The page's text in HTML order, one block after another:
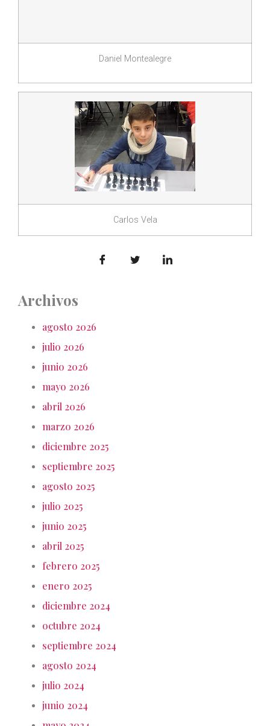
Daniel Montealegre
Carlos Vela
Archivos
agosto 2026
julio 2026
junio 2026
mayo 2026
abril 2026
marzo 2026
diciembre 2025
septiembre 2025
agosto 2025
julio 2025
junio 2025
abril 2025
febrero 2025
enero 2025
diciembre 2024
octubre 2024
septiembre 2024
agosto 2024
julio 2024
junio 2024